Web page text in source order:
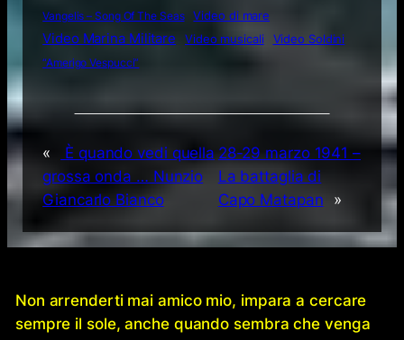
Vangelis – Song Of The Seas
Video di mare
Video Marina Militare Video musicali
Video Soldini
“Amerigo Vespucci”
«
È quando vedi quella
grossa onda … Nunzio
Giancarlo Bianco
28-29 marzo 1941 –
La battaglia di
Capo Matapan
»
Non arrenderti mai amico mio, impara a cercare
sempre il sole, anche quando sembra che venga